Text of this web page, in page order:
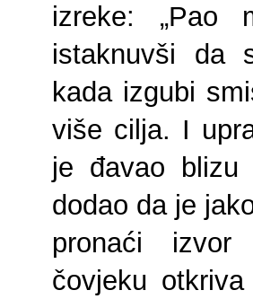
izreke:
istaknuvši da
kada izgubi
više cilja. I
je đavao
dodao da je
pronaći
čovjeku